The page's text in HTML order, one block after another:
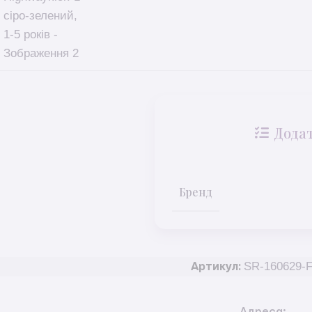
Бренд
Артикул: SR-160629-